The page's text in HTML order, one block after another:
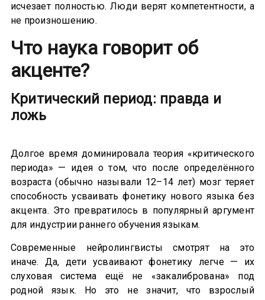
исчезает полностью. Люди верят компетентности, а
не произношению.
Что наука говорит об
акценте?
Критический период: правда и
ложь
Долгое время доминировала теория «критического
периода» — идея о том, что после определённого
возраста (обычно называли 12–14 лет) мозг теряет
способность усваивать фонетику нового языка без
акцента. Это превратилось в популярный аргумент
для индустрии раннего обучения языкам.
Современные нейролингвисты смотрят на это
иначе. Да, дети усваивают фонетику легче — их
слуховая система ещё не «закалибрована» под
родной язык. Но это не значит, что взрослый